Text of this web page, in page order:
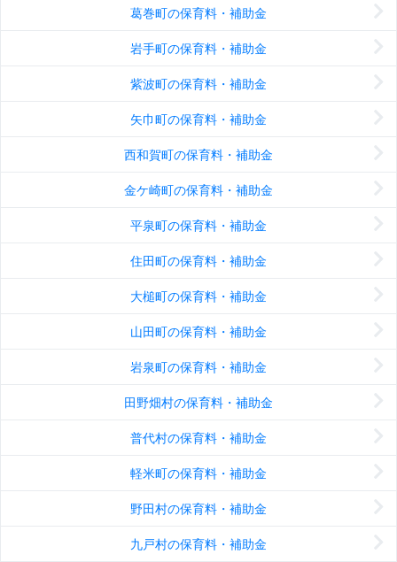
葛巻町の保育料・補助金
岩手町の保育料・補助金
紫波町の保育料・補助金
矢巾町の保育料・補助金
西和賀町の保育料・補助金
金ケ崎町の保育料・補助金
平泉町の保育料・補助金
住田町の保育料・補助金
大槌町の保育料・補助金
山田町の保育料・補助金
岩泉町の保育料・補助金
田野畑村の保育料・補助金
普代村の保育料・補助金
軽米町の保育料・補助金
野田村の保育料・補助金
九戸村の保育料・補助金